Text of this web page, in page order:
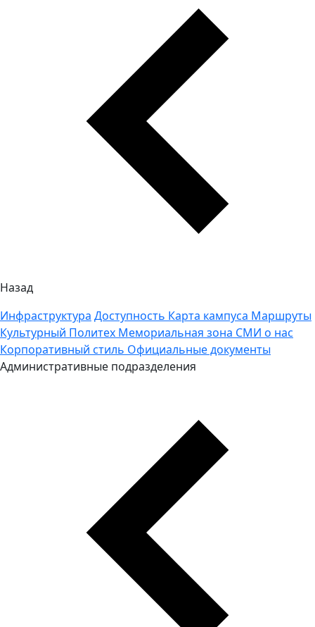
Назад
Инфраструктура Доступность Карта кампуса Маршруты
Культурный Политех Мемориальная зона СМИ о нас
Корпоративный стиль Официальные документы
Административные подразделения